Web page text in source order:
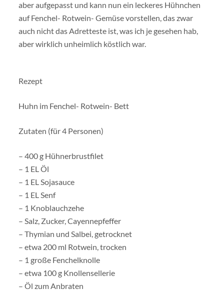
aber aufgepasst und kann nun ein leckeres Hühnchen
auf Fenchel- Rotwein- Gemüse vorstellen, das zwar
auch nicht das Adretteste ist, was ich je gesehen hab,
aber wirklich unheimlich köstlich war.
Rezept
Huhn im Fenchel- Rotwein- Bett
Zutaten (für 4 Personen)
– 400 g Hühnerbrustfilet
– 1 EL Öl
– 1 EL Sojasauce
– 1 EL Senf
– 1 Knoblauchzehe
– Salz, Zucker, Cayennepfeffer
– Thymian und Salbei, getrocknet
– etwa 200 ml Rotwein, trocken
– 1 große Fenchelknolle
– etwa 100 g Knollensellerie
– Öl zum Anbraten